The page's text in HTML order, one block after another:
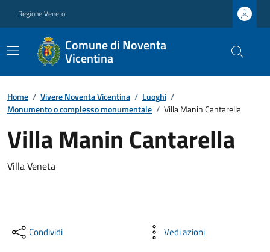
Regione Veneto
Comune di Noventa
Vicentina
Home / Vivere Noventa Vicentina / Luoghi /
Monumento o complesso monumentale / Villa Manin Cantarella
Villa Manin Cantarella
Villa Veneta
Condividi Vedi azioni